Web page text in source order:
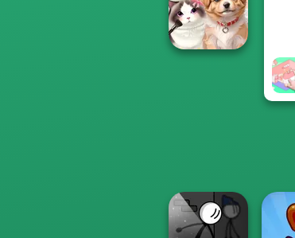
Bubble Shooter
Pro 4